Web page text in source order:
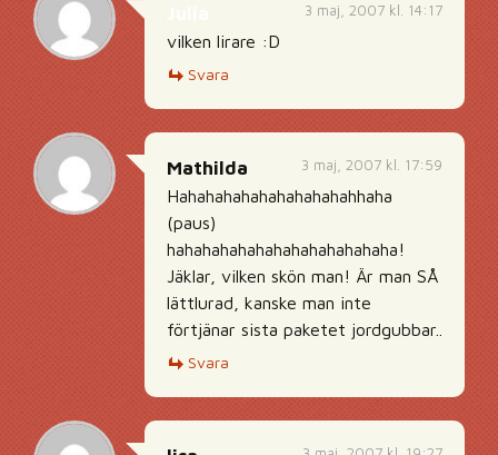
3 maj, 2007 kl. 14:17
vilken lirare :D
Svara
3 maj, 2007 kl. 17:59
Mathilda
Hahahahahahahahahahahhaha
(paus)
hahahahahahahahahahahahaha!
Jäklar, vilken skön man! Är man SÅ
lättlurad, kanske man inte
förtjänar sista paketet jordgubbar..
Svara